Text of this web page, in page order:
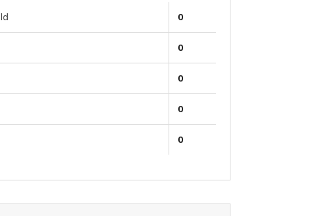
0
0
0
0
0